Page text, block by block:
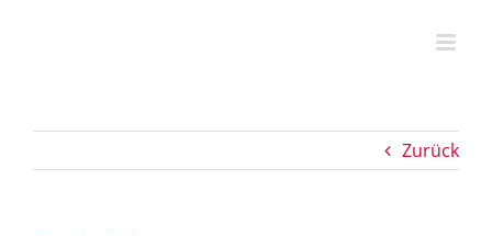
Zurück